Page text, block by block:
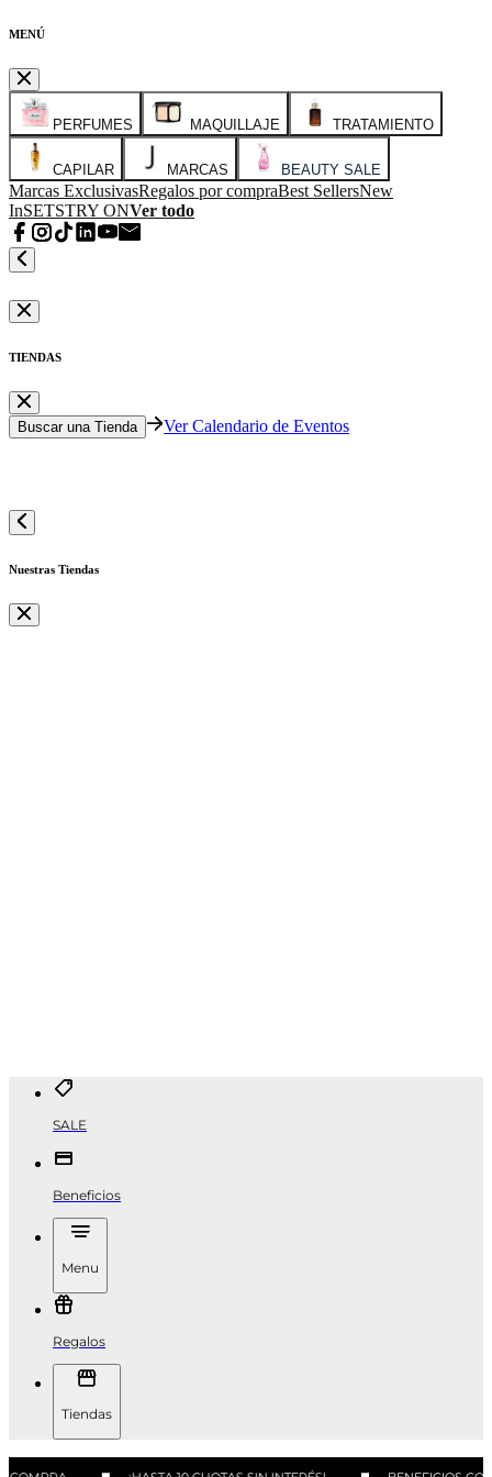
MENÚ
PERFUMES MAQUILLAJE TRATAMIENTO
CAPILAR MARCAS BEAUTY SALE
Marcas ExclusivasRegalos por compraBest SellersNew
InSETSTRY ONVer todo
TIENDAS
Buscar una Tienda Ver Calendario de Eventos
Nuestras Tiendas
SALE
Beneficios
Menu
Regalos
Tiendas